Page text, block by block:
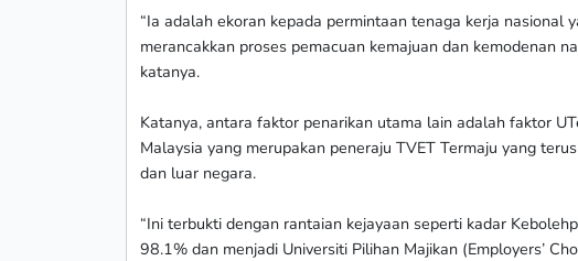
“Ia adalah ekoran kepada permintaan tenaga kerja nasional
merancakkan proses pemacuan kemajuan dan kemodenan
katanya.
Katanya, antara faktor penarikan utama lain adalah faktor
Malaysia yang merupakan peneraju TVET Termaju yang
dan luar negara.
“Ini terbukti dengan rantaian kejayaan seperti kadar
98.1% dan menjadi Universiti Pilihan Majikan (Employers’